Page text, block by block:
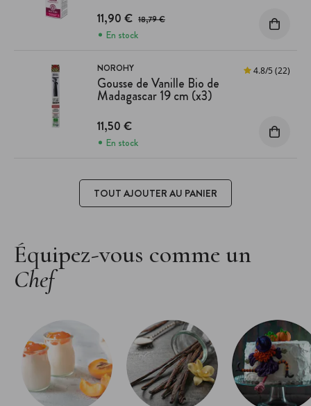
11,90 € Prix avant réduction :
18,79 €
En stock
NOROHY
Gousse de Vanille Bio de
Madagascar 19 cm (x3)
4.8/5 (22)
11,50 €
En stock
TOUT AJOUTER AU PANIER
Équipez-vous comme un
Chef